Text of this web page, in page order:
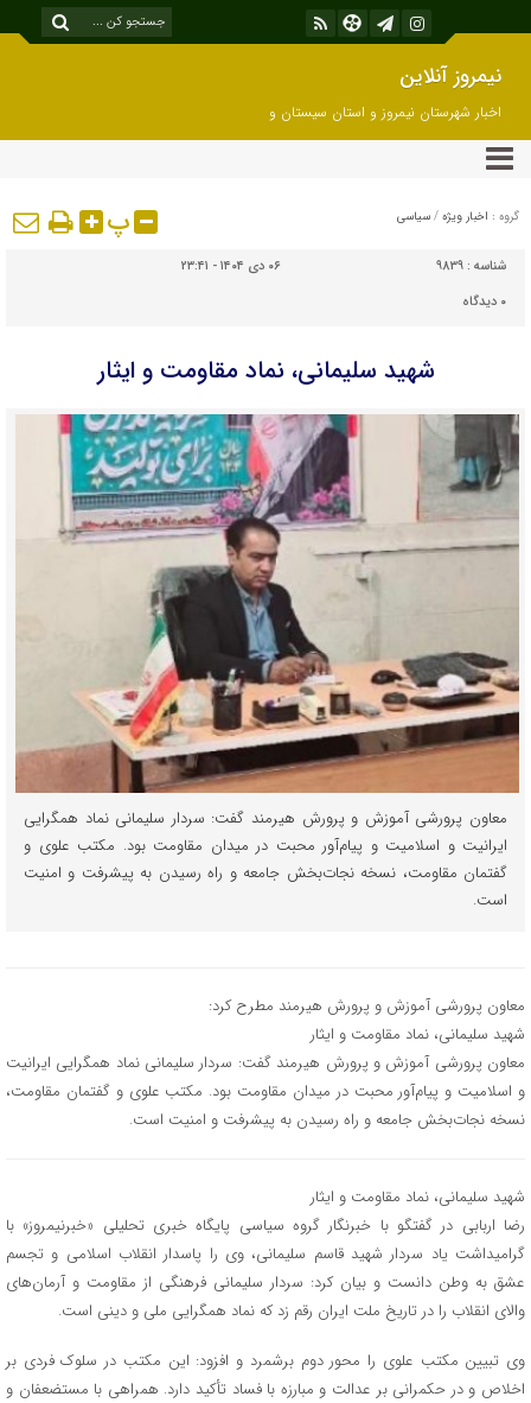
نیمروز آنلاین
اخبار شهرستان نیمروز و استان سیستان و
بلوچستان
گروه : اخبار ویژه / سیاسی پ
شناسه : 9839
۰۶ دی ۱۴۰۴ - ۲۳:۴۱
۰ دیدگاه
شهید سلیمانی، نماد مقاومت و ایثار
معاون پرورشی آموزش و پرورش هیرمند گفت: سردار سلیمانی نماد همگرایی
ایرانیت و اسلامیت و پیام‌آور محبت در میدان مقاومت بود. مکتب علوی و
گفتمان مقاومت، نسخه نجات‌بخش جامعه و راه رسیدن به پیشرفت و امنیت
است.
معاون پرورشی آموزش و پرورش هیرمند مطرح کرد:
شهید سلیمانی، نماد مقاومت و ایثار
معاون پرورشی آموزش و پرورش هیرمند گفت: سردار سلیمانی نماد همگرایی ایرانیت
و اسلامیت و پیام‌آور محبت در میدان مقاومت بود. مکتب علوی و گفتمان مقاومت،
نسخه نجات‌بخش جامعه و راه رسیدن به پیشرفت و امنیت است.
شهید سلیمانی، نماد مقاومت و ایثار
رضا اربابی در گفتگو با خبرنگار گروه سیاسی پایگاه خبری تحلیلی «خبرنیمروز» با
گرامیداشت یاد سردار شهید قاسم سلیمانی، وی را پاسدار انقلاب اسلامی و تجسم
عشق به وطن دانست و بیان کرد: سردار سلیمانی فرهنگی از مقاومت و آرمان‌های
والای انقلاب را در تاریخ ملت ایران رقم زد که نماد همگرایی ملی و دینی است.
وی تبیین مکتب علوی را محور دوم برشمرد و افزود: این مکتب در سلوک فردی بر
اخلاص و در حکمرانی بر عدالت و مبارزه با فساد تأکید دارد. همراهی با مستضعفان و